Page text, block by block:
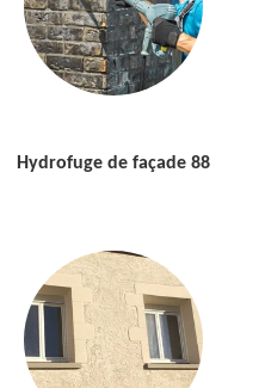
Hydrofuge de façade 88